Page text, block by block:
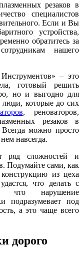
резаков в
специалистов
Если и Вы
устройства,
обратитесь за
нашего
– это
готовый решить
но и выгодно для
которые до сих
, реноваторов,
резаков в
можно просто
навсегда.
ряд сложностей и
Подумайте сами, как
из цеха
что делать с
что нарушение
подразумевает под
а это чаще всего
дорого